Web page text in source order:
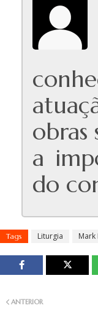
obras
a
do
Tags Liturgia Mark
ANTERIOR